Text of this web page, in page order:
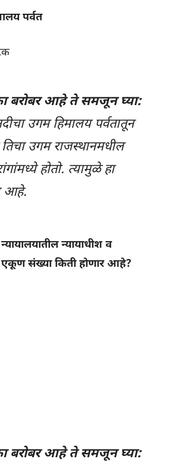
पर्वत
बरोबर आहे ते समजून घ्या:
उगम हिमालय पर्वतातून
तिचा उगम राजस्थानमधील
होतो. त्यामुळे हा
आहे.
न्यायाधीश व
एकूण संख्या किती होणार आहे?
बरोबर आहे ते समजून घ्या: